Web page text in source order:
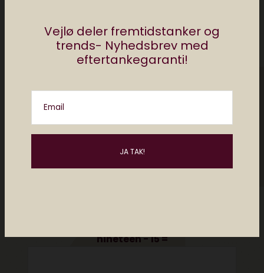
Vejlø deler fremtidstanker og
trends- Nyhedsbrev med
eftertankegaranti!
Email
nineteen − 15 =